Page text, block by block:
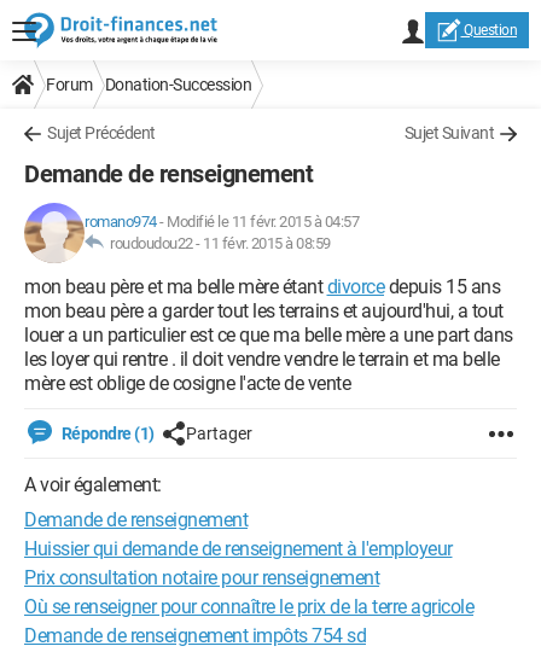
Question
Forum Donation-Succession
Sujet Précédent Sujet Suivant
Demande de renseignement
romano974- Modifié le 11 févr. 2015 à 04:57
roudoudou22 - 11 févr. 2015 à 08:59
mon beau père et ma belle mère étantdivorcedepuis 15 ans
mon beau père a garder tout les terrains et aujourd'hui, a tout
louer a un particulier est ce que ma belle mère a une part dans
les loyer qui rentre . il doit vendre vendre le terrain et ma belle
mère est oblige de cosigne l'acte de vente
Répondre (1) Partager
A voir également:
Demande de renseignement
Huissier qui demande de renseignement à l'employeur
Prix consultation notaire pour renseignement
Où se renseigner pour connaître le prix de la terre agricole
Demande de renseignement impôts 754 sd